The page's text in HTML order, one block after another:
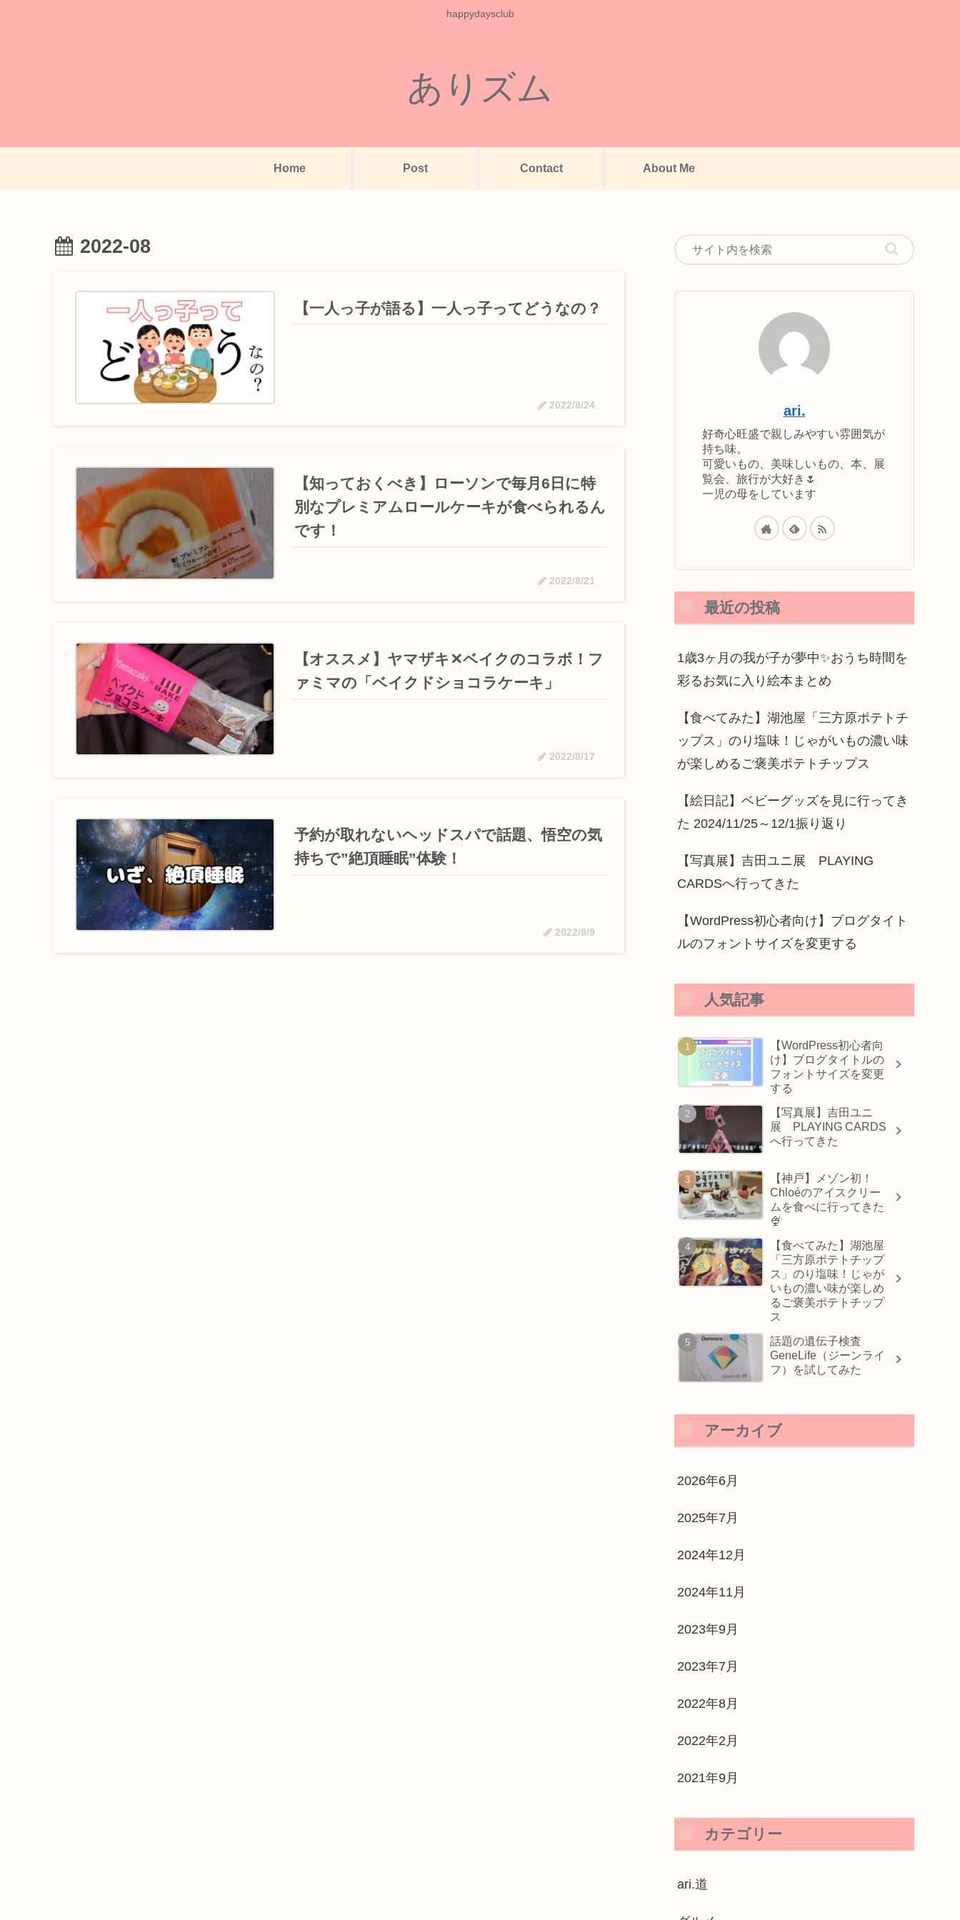
happydaysclub
ありズム
Home Post Contact About Me
2022-08
【一人っ子が語る】一人っ子ってどうなの？
2022/8/24
【知っておくべき】ローソンで毎月6日に特
別なプレミアムロールケーキが食べられるん
です！
2022/8/21
【オススメ】ヤマザキ✕ベイクのコラボ！フ
ァミマの「ベイクドショコラケーキ」
2022/8/17
予約が取れないヘッドスパで話題、悟空の気
持ちで”絶頂睡眠”体験！
2022/8/9
ari.
好奇心旺盛で親しみやすい雰囲気が
持ち味。
可愛いもの、美味しいもの、本、展
覧会、旅行が大好き🌷
一児の母をしています
最近の投稿
1歳3ヶ月の我が子が夢中✨️おうち時間を
彩るお気に入り絵本まとめ
【食べてみた】湖池屋「三方原ポテトチ
ップス」のり塩味！じゃがいもの濃い味
が楽しめるご褒美ポテトチップス
【絵日記】ベビーグッズを見に行ってき
た 2024/11/25～12/1振り返り
【写真展】吉田ユニ展 PLAYING
CARDSへ行ってきた
【WordPress初心者向け】ブログタイト
ルのフォントサイズを変更する
人気記事
【WordPress初心者向
け】ブログタイトルの
フォントサイズを変更
する
【写真展】吉田ユニ
展 PLAYING CARDS
へ行ってきた
【神戸】メゾン初！
Chloéのアイスクリー
ムを食べに行ってきた
🍨
【食べてみた】湖池屋
「三方原ポテトチップ
ス」のり塩味！じゃが
いもの濃い味が楽しめ
るご褒美ポテトチップ
ス
話題の遺伝子検査
GeneLife（ジーンライ
フ）を試してみた
アーカイブ
2026年6月
2025年7月
2024年12月
2024年11月
2023年9月
2023年7月
2022年8月
2022年2月
2021年9月
カテゴリー
ari.道